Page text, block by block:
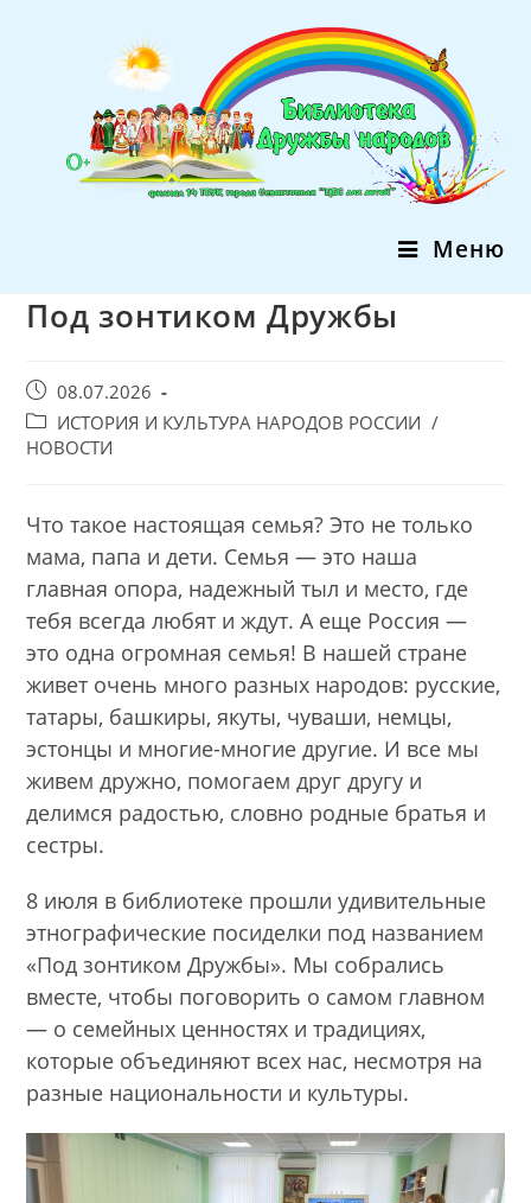
Меню
Под зонтиком Дружбы
Запись
опубликована:
08.07.2026
Post
category:
ИСТОРИЯ И КУЛЬТУРА НАРОДОВ РОССИИ /
НОВОСТИ
Что такое настоящая семья? Это не только
мама, папа и дети. Семья — это наша
главная опора, надежный тыл и место, где
тебя всегда любят и ждут. А еще Россия —
это одна огромная семья! В нашей стране
живет очень много разных народов: русские,
татары, башкиры, якуты, чуваши, немцы,
эстонцы и многие-многие другие. И все мы
живем дружно, помогаем друг другу и
делимся радостью, словно родные братья и
сестры.
8 июля в библиотеке прошли удивительные
этнографические посиделки под названием
«Под зонтиком Дружбы». Мы собрались
вместе, чтобы поговорить о самом главном
— о семейных ценностях и традициях,
которые объединяют всех нас, несмотря на
разные национальности и культуры.